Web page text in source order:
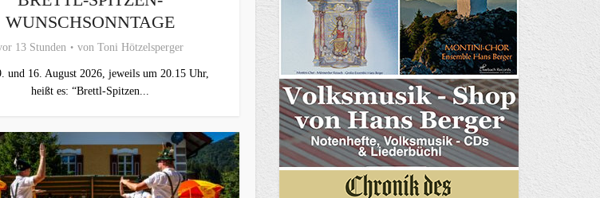
WUNSCHSONNTAGE
13 Stunden von Toni Hötzelsperger
und 16. August 2026, jeweils um 20.15 Uhr,
heißt es: “Brettl-Spitzen...